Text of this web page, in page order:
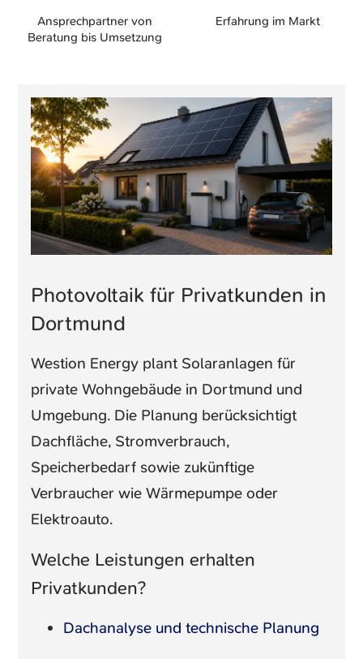
Ansprechpartner von
Beratung bis Umsetzung
Erfahrung im Markt
Photovoltaik für Privatkunden in
Dortmund
Westion Energy plant Solaranlagen für
private Wohngebäude in Dortmund und
Umgebung. Die Planung berücksichtigt
Dachfläche, Stromverbrauch,
Speicherbedarf sowie zukünftige
Verbraucher wie Wärmepumpe oder
Elektroauto.
Welche Leistungen erhalten
Privatkunden?
Dachanalyse und technische Planung